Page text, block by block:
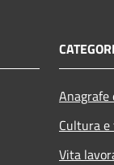
Cultura
Vita